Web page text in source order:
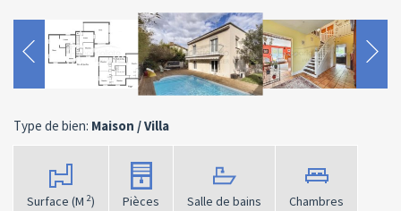
Type de bien: Maison / Villa
Surface (M 2) Pièces Salle de bains Chambres